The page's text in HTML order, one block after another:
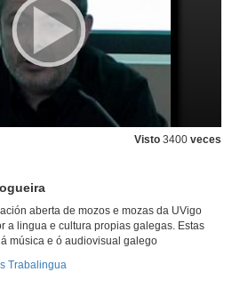
Visto 3400 veces
aberta de mozos e mozas da UVigo
a lingua e cultura propias galegas. Estas
música e ó audiovisual galego
Trabalingua
O cine en Galicia